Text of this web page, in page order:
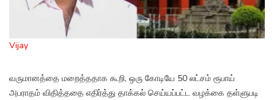
Vijay
வருமானத்தை மறைத்ததாக கூறி, ஒரு கோடியே 50 லட்சம் ரூபாய்
அபராதம் விதித்ததை எதிர்த்து தாக்கல் செய்யப்பட்ட வழக்கை தள்ளுபடி